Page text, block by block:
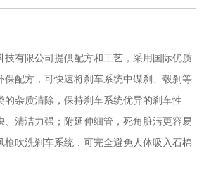
技有限公司提供配方和工艺，采用国际优质
保配方，可快速将刹车系统中碟刹、毂刹等
的杂质清除，保持刹车系统优异的刹车性
、清洁力强；附延伸细管，死角脏污更容易
枪吹洗刹车系统，可完全避免人体吸入石棉